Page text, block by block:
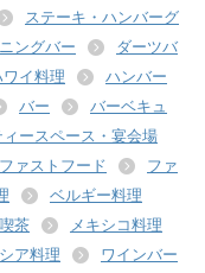
ステーキ・ハンバーグ
ングバー
ダーツバ
ワイ料理
ハンバー
バー
バーベキュ
ースペース・宴会場
ファストフード
ファ
ベルギー料理
茶
メキシコ料理
ア料理
ワインバー